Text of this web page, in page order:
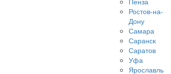
Ростов-на-
Дону
Самара
Саранск
Саратов
Уфа
Ярославль